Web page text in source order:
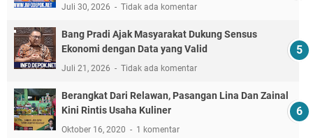
Juli 30, 2026 Tidak ada komentar
Bang Pradi Ajak Masyarakat Dukung Sensus
Ekonomi dengan Data yang Valid
Juli 21, 2026 Tidak ada komentar
Berangkat Dari Relawan, Pasangan Lina Dan Zainal
Kini Rintis Usaha Kuliner
Oktober 16, 2020 1 komentar